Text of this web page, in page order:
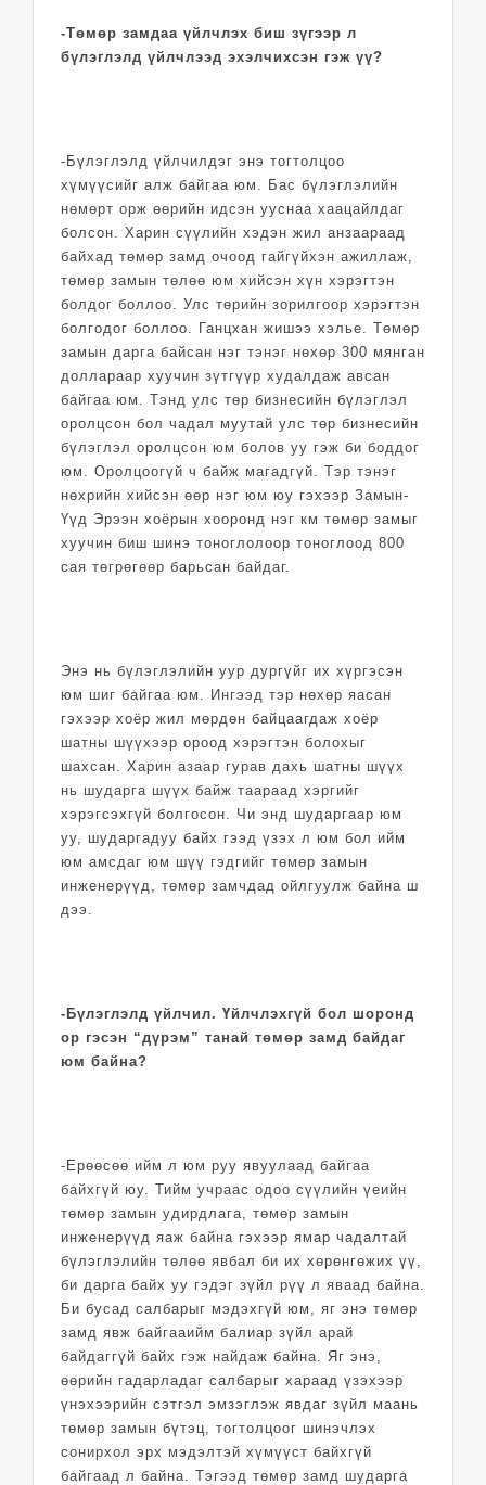
-Төмөр замдаа үйлчлэх биш зүгээр л
бүлэглэлд үйлчлээд эхэлчихсэн гэж үү?
-Бүлэглэлд үйлчилдэг энэ тогтолцоо
хүмүүсийг алж байгаа юм. Бас бүлэглэлийн
нөмөрт орж өөрийн идсэн ууснаа хаацайлдаг
болсон. Харин сүүлийн хэдэн жил анзаараад
байхад төмөр замд очоод гайгүйхэн ажиллаж,
төмөр замын төлөө юм хийсэн хүн хэрэгтэн
болдог боллоо. Улс төрийн зорилгоор хэрэгтэн
болгодог боллоо. Ганцхан жишээ хэлье. Төмөр
замын дарга байсан нэг тэнэг нөхөр 300 мянган
доллараар хуучин зүтгүүр худалдаж авсан
байгаа юм. Тэнд улс төр бизнесийн бүлэглэл
оролцсон бол чадал муутай улс төр бизнесийн
бүлэглэл оролцсон юм болов уу гэж би боддог
юм. Оролцоогүй ч байж магадгүй. Тэр тэнэг
нөхрийн хийсэн өөр нэг юм юу гэхээр Замын-
Үүд Эрээн хоёрын хооронд нэг км төмөр замыг
хуучин биш шинэ тоноглолоор тоноглоод 800
сая төгрөгөөр барьсан байдаг.
Энэ нь бүлэглэлийн уур дургүйг их хүргэсэн
юм шиг байгаа юм. Ингээд тэр нөхөр яасан
гэхээр хоёр жил мөрдөн байцаагдаж хоёр
шатны шүүхээр ороод хэрэгтэн болохыг
шахсан. Харин азаар гурав дахь шатны шүүх
нь шударга шүүх байж таараад хэргийг
хэрэгсэхгүй болгосон. Чи энд шударгаар юм
уу, шударгадуу байх гээд үзэх л юм бол ийм
юм амсдаг юм шүү гэдгийг төмөр замын
инженерүүд, төмөр замчдад ойлгуулж байна ш
дээ.
-Бүлэглэлд үйлчил. Үйлчлэх­гүй бол шоронд
ор гэсэн “дүрэм” танай төмөр замд байдаг
юм байна?
-Ерөөсөө ийм л юм руу явуулаад байгаа
байхгүй юу. Тийм учраас одоо сүүлийн үеийн
төмөр замын удирдлага, төмөр замын
инженерүүд яаж байна гэхээр ямар чадалтай
бүлэглэлийн төлөө явбал би их хөрөнгөжих үү,
би дарга байх уу гэдэг зүйл рүү л яваад байна.
Би бусад салбарыг мэдэхгүй юм, яг энэ төмөр
замд явж байгааийм балиар зүйл арай
байдаггүй байх гэж найдаж байна. Яг энэ,
өөрийн гадарладаг салбарыг хараад үзэхээр
үнэхээрийн сэтгэл эмзэглэж явдаг зүйл маань
төмөр замын бүтэц, тогтолцоог шинэчлэх
сонирхол эрх мэдэлтэй хүмүүст байхгүй
байгаад л байна. Тэгээд төмөр замд шударга